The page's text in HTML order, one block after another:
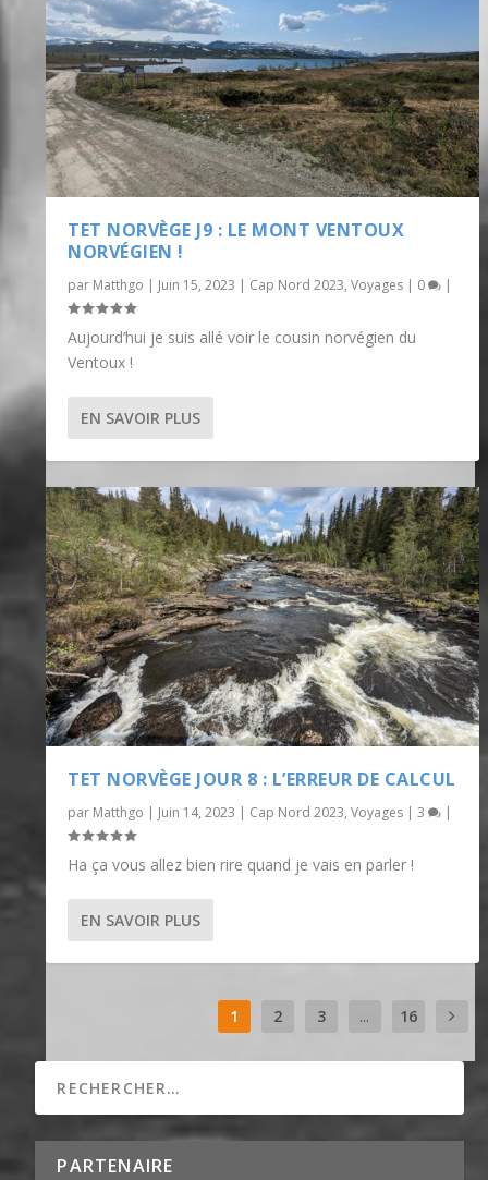
TET NORVÈGE J9 : LE MONT VENTOUX
NORVÉGIEN !
par Matthgo | Juin 15, 2023 | Cap Nord 2023,Voyages | 0 |
Aujourd’hui je suis allé voir le cousin norvégien du
Ventoux !
EN SAVOIR PLUS
TET NORVÈGE JOUR 8 : L’ERREUR DE CALCUL
par Matthgo | Juin 14, 2023 | Cap Nord 2023,Voyages |3 |
Ha ça vous allez bien rire quand je vais en parler !
EN SAVOIR PLUS
1 2 3 ... 16
PARTENAIRE